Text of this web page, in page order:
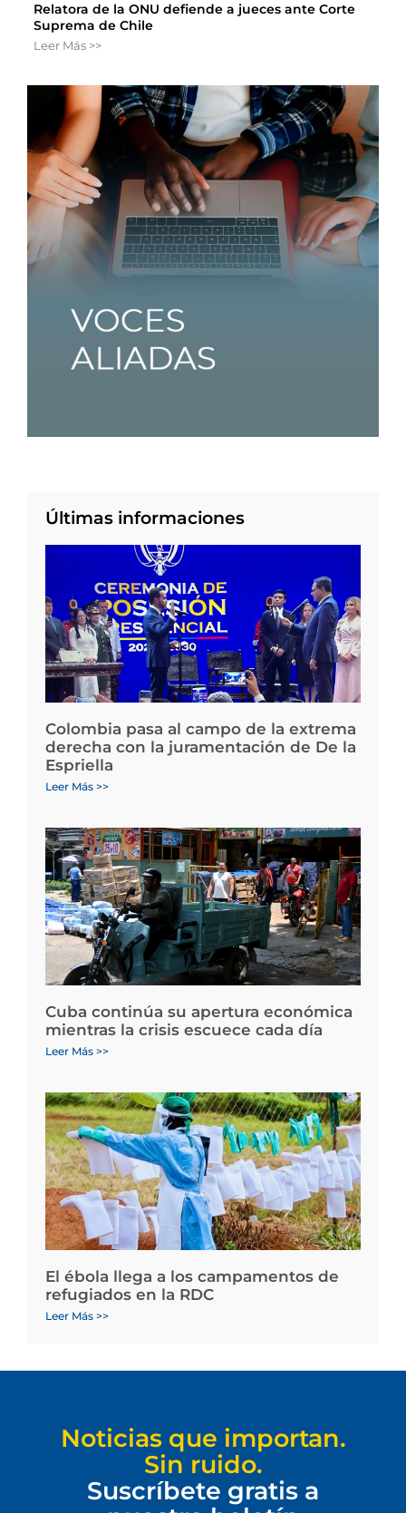
Relatora de la ONU defiende a jueces ante Corte
Suprema de Chile
Leer Más >>
Últimas informaciones
Colombia pasa al campo de la extrema
derecha con la juramentación de De la
Espriella
Leer Más >>
Cuba continúa su apertura económica
mientras la crisis escuece cada día
Leer Más >>
El ébola llega a los campamentos de
refugiados en la RDC
Leer Más >>
Noticias que importan.
Sin ruido.
Suscríbete gratis a